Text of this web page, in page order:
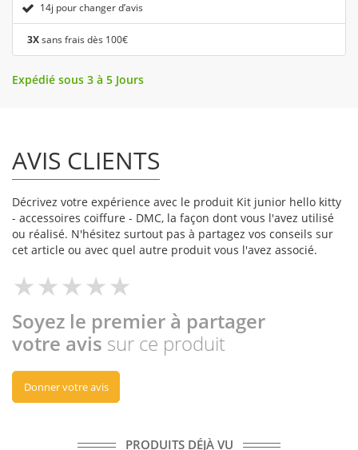
14j pour changer d’avis
3Xsans frais dès 100€
Expédié sous 3 à 5 Jours
AVIS CLIENTS
Décrivez votre expérience avec le produit Kit junior hello kitty
- accessoires coiffure - DMC, la façon dont vous l'avez utilisé
ou réalisé. N'hésitez surtout pas à partagez vos conseils sur
cet article ou avec quel autre produit vous l'avez associé.
Soyez le premier à partager
votre avis sur ce produit
Donner votre avis
PRODUITS DÉJÀ VU